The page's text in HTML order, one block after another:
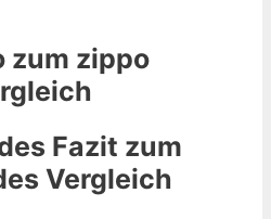
zum zippo
Fazit zum
Vergleich